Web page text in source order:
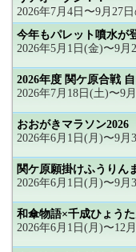
2026年7月4日〜9月
今年もパレット噴水が
2026年5月1日(金)〜9月
2026年度 関ケ原合戦
2026年7月18日(土)〜9
おおがきマラソン
2026年6月1日(月)〜9
関ケ原願掛けふうりん
2026年6月1日(月)〜9月
和傘物語×千成ひょうた
2026年6月1日(月)〜12